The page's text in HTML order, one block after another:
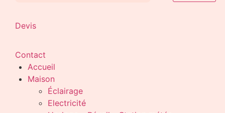
Devis
Contact
Accueil
Maison
Éclairage
Electricité